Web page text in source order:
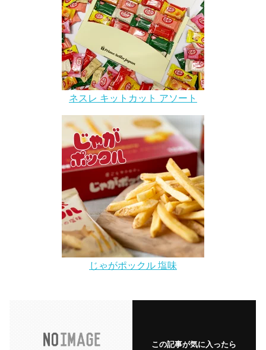
ネスレ キットカット アソート
じゃがポックル 塩味
この記事が気に入ったら